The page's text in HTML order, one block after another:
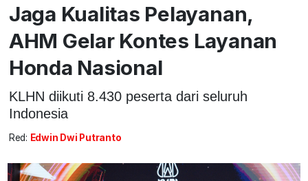
Jaga Kualitas Pelayanan,
AHM Gelar Kontes Layanan
Honda Nasional
KLHN diikuti 8.430 peserta dari seluruh
Indonesia
Red: Edwin Dwi Putranto